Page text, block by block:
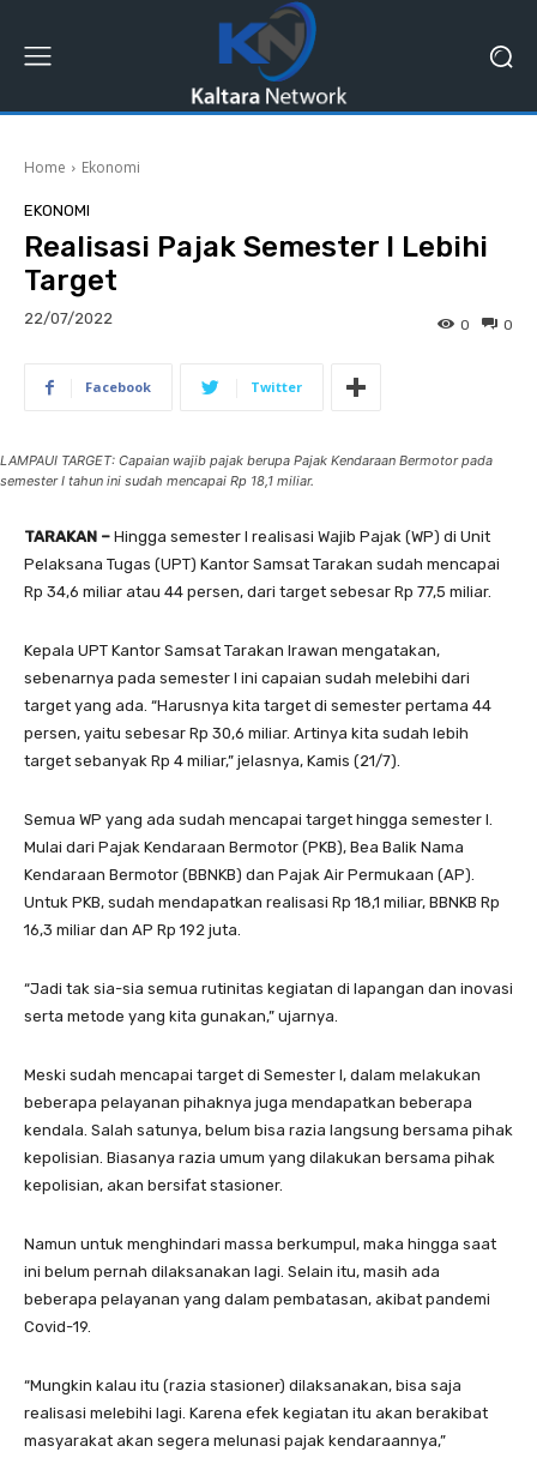
Home Ekonomi
EKONOMI
Realisasi Pajak Semester I Lebihi
Target
22/07/2022 0
0
Facebook Twitter
LAMPAUI TARGET: Capaian wajib pajak berupa Pajak Kendaraan Bermotor pada
semester I tahun ini sudah mencapai Rp 18,1 miliar.
TARAKAN – Hingga semester I realisasi Wajib Pajak (WP) di Unit
Pelaksana Tugas (UPT) Kantor Samsat Tarakan sudah mencapai
Rp 34,6 miliar atau 44 persen, dari target sebesar Rp 77,5 miliar.
Kepala UPT Kantor Samsat Tarakan Irawan mengatakan,
sebenarnya pada semester I ini capaian sudah melebihi dari
target yang ada. “Harusnya kita target di semester pertama 44
persen, yaitu sebesar Rp 30,6 miliar. Artinya kita sudah lebih
target sebanyak Rp 4 miliar,” jelasnya, Kamis (21/7).
Semua WP yang ada sudah mencapai target hingga semester I.
Mulai dari Pajak Kendaraan Bermotor (PKB), Bea Balik Nama
Kendaraan Bermotor (BBNKB) dan Pajak Air Permukaan (AP).
Untuk PKB, sudah mendapatkan realisasi Rp 18,1 miliar, BBNKB Rp
16,3 miliar dan AP Rp 192 juta.
“Jadi tak sia-sia semua rutinitas kegiatan di lapangan dan inovasi
serta metode yang kita gunakan,” ujarnya.
Meski sudah mencapai target di Semester I, dalam melakukan
beberapa pelayanan pihaknya juga mendapatkan beberapa
kendala. Salah satunya, belum bisa razia langsung bersama pihak
kepolisian. Biasanya razia umum yang dilakukan bersama pihak
kepolisian, akan bersifat stasioner.
Namun untuk menghindari massa berkumpul, maka hingga saat
ini belum pernah dilaksanakan lagi. Selain itu, masih ada
beberapa pelayanan yang dalam pembatasan, akibat pandemi
Covid-19.
“Mungkin kalau itu (razia stasioner) dilaksanakan, bisa saja
realisasi melebihi lagi. Karena efek kegiatan itu akan berakibat
masyarakat akan segera melunasi pajak kendaraannya,”